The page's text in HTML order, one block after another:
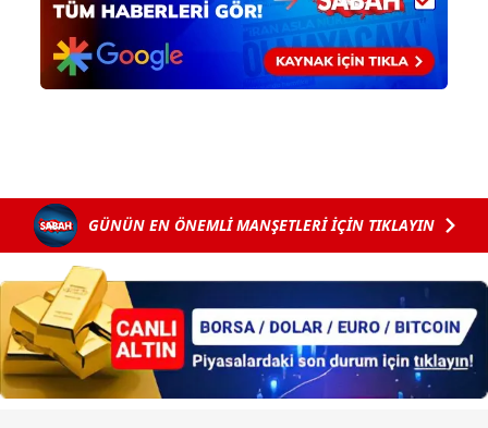
GÜNÜN EN ÖNEMLİ MANŞETLERİ İÇİN TIKLAYIN